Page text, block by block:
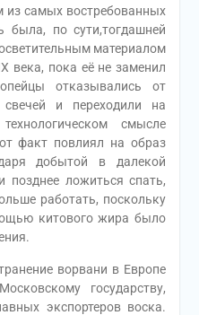
из самых востребованных
была, по сути,тогдашней
материалом
века, пока её не заменил
отказывались от
и переходили на
смысле
факт повлиял на образ
добытой в далекой
позднее ложиться спать,
работать, поскольку
китового жира было
ворвани в Европе
государству,
экспортеров воска.